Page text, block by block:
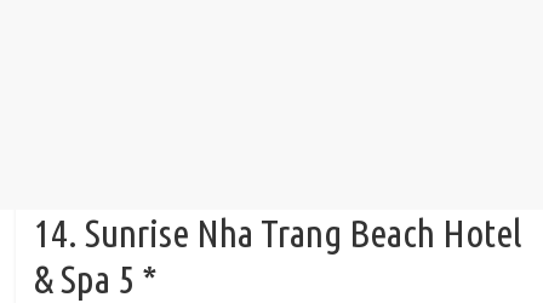
14. Sunrise Nha Trang Beach Hotel
& Spa 5 *